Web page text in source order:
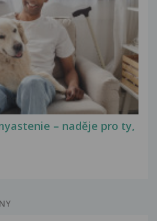
– naděje pro ty,